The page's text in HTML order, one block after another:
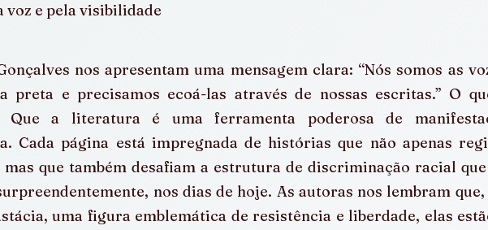
voz e pela visibilidade
nos apresentam uma mensagem clara: “Nós somos as
preta e precisamos ecoá-las através de nossas escritas.” O
Que a literatura é uma ferramenta poderosa de
Cada página está impregnada de histórias que não apenas
mas que também desafiam a estrutura de discriminação racial
nos dias de hoje. As autoras nos lembram
uma figura emblemática de resistência e liberdade, elas